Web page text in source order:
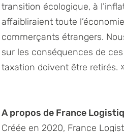
transition écologique, à
affaibliraient toute
commerçants étrangers.
sur les conséquences de
taxation doivent être retirés.
A propos de France
Créée en 2020, France